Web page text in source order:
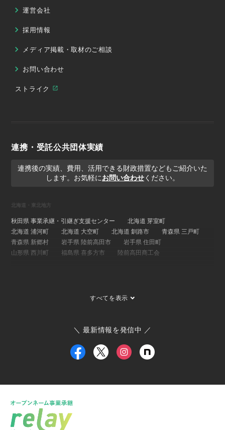
運営会社
採用情報
メディア掲載・取材のご相談
お問い合わせ
ストライク
連携・受託公共団体実績
連携後の実績、費用、活用できる財政措置などもご紹介いた
します。お気軽にお問い合わせください。
すべてを表示
北海道・東北地方
秋田県 事業承継・引継ぎ支援センター
北海道 芽室町
北海道 浦河町
北海道 大空町 北海道 釧路市
青森県 三戸町
青森県 新郷村
岩手県 陸前高田市
岩手県 住田町
山形県 西川町
福島県 喜多方市 陸前高田商工会
茨城県 稲敷市 群馬県 桐生市
小田原箱根商工会議所
福井県 事業承継・引継ぎ支援センター
富山県
新潟県 南魚沼市
新潟県 糸魚川市
新潟県 出雲崎町
新潟県 関川村
＼ 最新情報を発信中 ／